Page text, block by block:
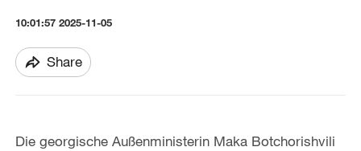
10:01:57 2025-11-05
Share
Die georgische Außenministerin Maka Botchorishvili